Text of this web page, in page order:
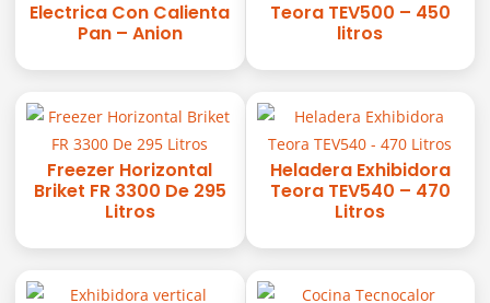
Electrica Con Calienta
Pan – Anion
Teora TEV500 – 450
litros
Freezer Horizontal
Briket FR 3300 De 295
Litros
Heladera Exhibidora
Teora TEV540 – 470
Litros